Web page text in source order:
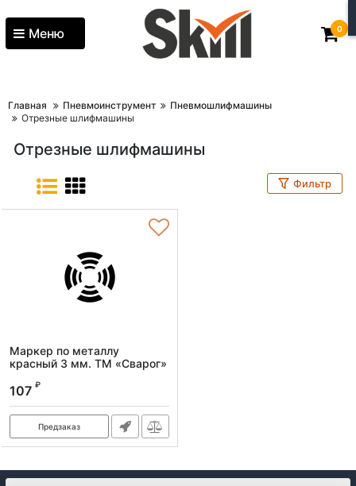
Меню 0
Главная Пневмоинструмент
Пневмошлифмашины
Отрезные шлифмашины
Отрезные шлифмашины
Фильтр
Маркер по металлу
красный 3 мм. ТМ «Сварог»
Артикул:
107 ₽
Предзаказ